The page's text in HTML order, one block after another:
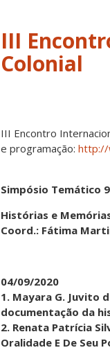
III
Colonial
III Encontro
e programação: http://
Simpósio Temático
Histórias e
Coord.: Fátima
04/09/2020
1. Mayara G. Juvito
documentação da
2. Renata Patrícia
Oralidade E De Seu